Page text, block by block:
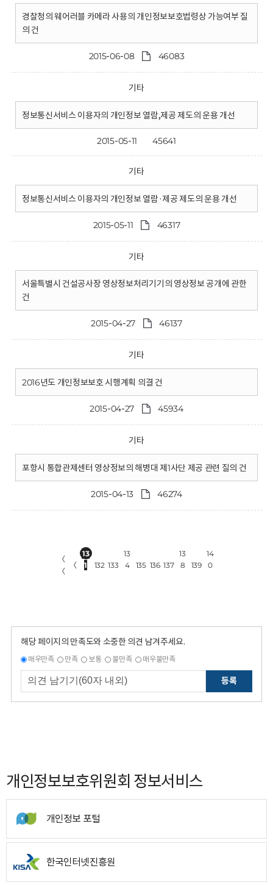
경찰청의 웨어러블 카메라 사용의 개인정보보호법령상 가능여부 질
의 건
2015-06-08 46083
기타
정보통신서비스 이용자의 개인정보 열람,제공 제도의 운용 개선
2015-05-11 45641
기타
정보통신서비스 이용자의 개인정보 열람·제공 제도의 운용 개선
2015-05-11 46317
기타
서울특별시 건설공사장 영상정보처리기기의 영상정보 공개에 관한
건
2015-04-27 46137
기타
2016년도 개인정보보호 시행계획 의결 건
2015-04-27 45934
기타
포항시 통합관제센터 영상정보의 해병대 제1사단 제공 관련 질의 건
2015-04-13 46274
〈
〈
〈
13
1
132 133
13
4
135 136 137
13
8
139
14
0
해당 페이지의 만족도와 소중한 의견 남겨주세요.
매우만족 만족 보통 불만족 매우불만족
등록
개인정보보호위원회 정보서비스
개인정보 포털
한국인터넷진흥원